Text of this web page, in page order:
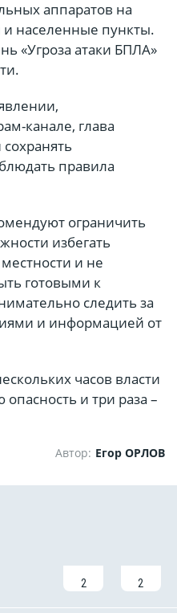
аппаратов на
населенные пункты.
«Угроза атаки БПЛА»
канале, глава
правила
ограничить
избегать
и не
готовыми к
следить за
и информацией от
часов власти
и три раза –
Автор: Егор ОРЛОВ
2 2